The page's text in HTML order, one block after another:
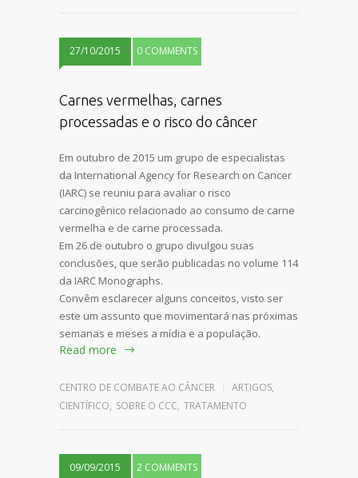
27/10/2015 0 COMMENTS
Carnes vermelhas, carnes
processadas e o risco do câncer
Em outubro de 2015 um grupo de especialistas
da International Agency for Research on Cancer
(IARC) se reuniu para avaliar o risco
carcinogênico relacionado ao consumo de carne
vermelha e de carne processada.
Em 26 de outubro o grupo divulgou suas
conclusões, que serão publicadas no volume 114
da IARC Monographs.
Convêm esclarecer alguns conceitos, visto ser
este um assunto que movimentará nas próximas
semanas e meses a mídia e a população.
Read more
CENTRO DE COMBATE AO CÂNCER ARTIGOS,
CIENTÍFICO, SOBRE O CCC, TRATAMENTO
09/09/2015 2 COMMENTS